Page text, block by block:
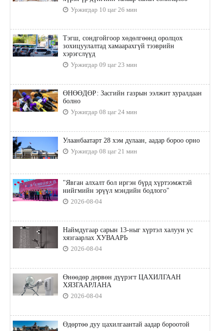
Уржигдар 10 цаг 26 мин
Тэгш, сондгойгоор хөдөлгөөнд оролцох
зохицуулалтад хамаарахгүй тээврийн
хэрэгслүүд
Уржигдар 09 цаг 23 мин
ӨНӨӨДӨР: Засгийн газрын ээлжит хуралдаан
болно
Уржигдар 08 цаг 24 мин
Улаанбаатарт 28 хэм дулаан, аадар бороо орно
Уржигдар 08 цаг 21 мин
"Явган алхалт бол иргэн бүрд хүртээмжтэй
нийгмийн эрүүл мэндийн бодлого"
2026-08-04
Наймдугаар сарын 13-ныг хүртэл халуун ус
хязгаарлах ХУВААРЬ
2026-08-04
Өнөөдөр дөрвөн дүүрэгт ЦАХИЛГААН
ХЯЗГААРЛАНА
2026-08-04
Өдөртөө дуу цахилгаантай аадар бороотой